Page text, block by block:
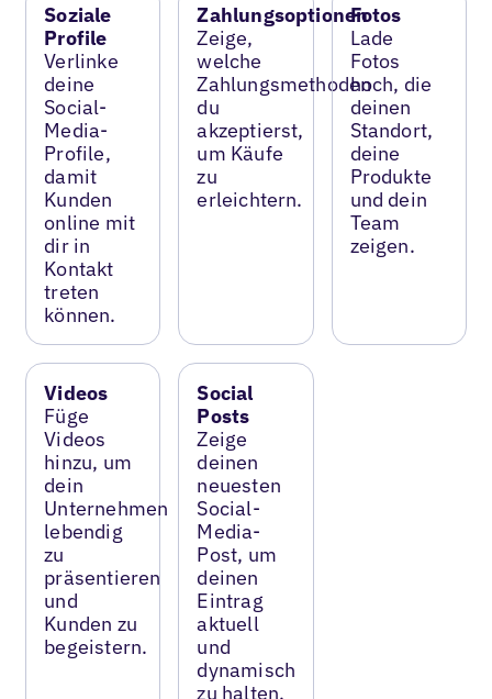
Soziale
Profile
Verlinke
deine
Social-
Media-
Profile,
damit
Kunden
online mit
dir in
Kontakt
treten
können.
Zahlungsoptionen
Zeige,
welche
Zahlungsmethoden
du
akzeptierst,
um Käufe
zu
erleichtern.
Fotos
Lade
Fotos
hoch, die
deinen
Standort,
deine
Produkte
und dein
Team
zeigen.
Videos
Füge
Videos
hinzu, um
dein
Unternehmen
lebendig
zu
präsentieren
und
Kunden zu
begeistern.
Social
Posts
Zeige
deinen
neuesten
Social-
Media-
Post, um
deinen
Eintrag
aktuell
und
dynamisch
zu halten.